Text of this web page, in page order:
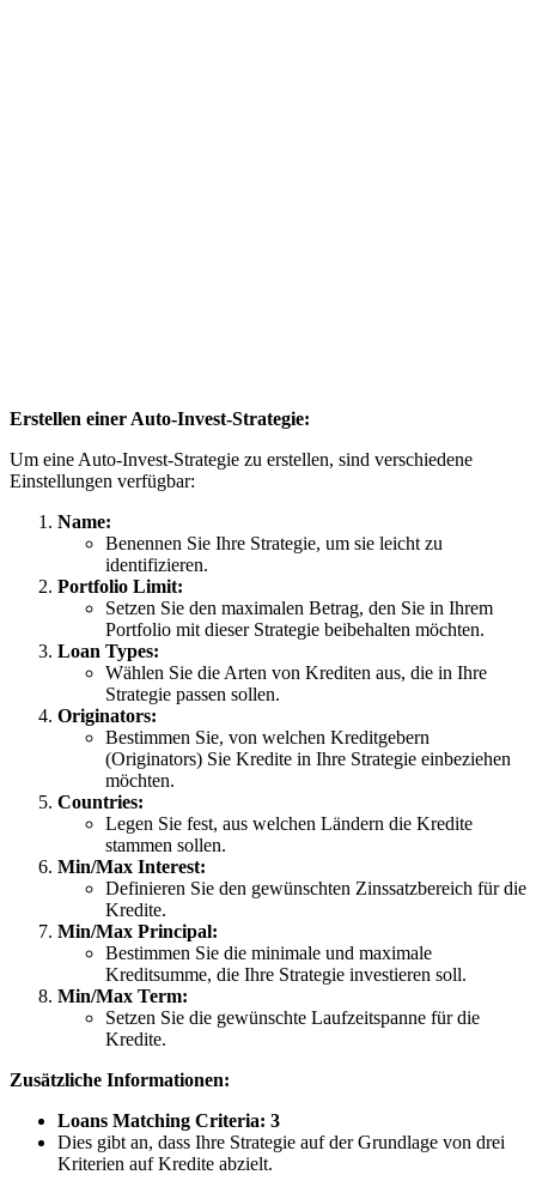
Erstellen einer Auto-Invest-Strategie:
Um eine Auto-Invest-Strategie zu erstellen, sind verschiedene
Einstellungen verfügbar:
Name:
Benennen Sie Ihre Strategie, um sie leicht zu
identifizieren.
Portfolio Limit:
Setzen Sie den maximalen Betrag, den Sie in Ihrem
Portfolio mit dieser Strategie beibehalten möchten.
Loan Types:
Wählen Sie die Arten von Krediten aus, die in Ihre
Strategie passen sollen.
Originators:
Bestimmen Sie, von welchen Kreditgebern
(Originators) Sie Kredite in Ihre Strategie einbeziehen
möchten.
Countries:
Legen Sie fest, aus welchen Ländern die Kredite
stammen sollen.
Min/Max Interest:
Definieren Sie den gewünschten Zinssatzbereich für die
Kredite.
Min/Max Principal:
Bestimmen Sie die minimale und maximale
Kreditsumme, die Ihre Strategie investieren soll.
Min/Max Term:
Setzen Sie die gewünschte Laufzeitspanne für die
Kredite.
Zusätzliche Informationen:
Loans Matching Criteria: 3
Dies gibt an, dass Ihre Strategie auf der Grundlage von drei
Kriterien auf Kredite abzielt.